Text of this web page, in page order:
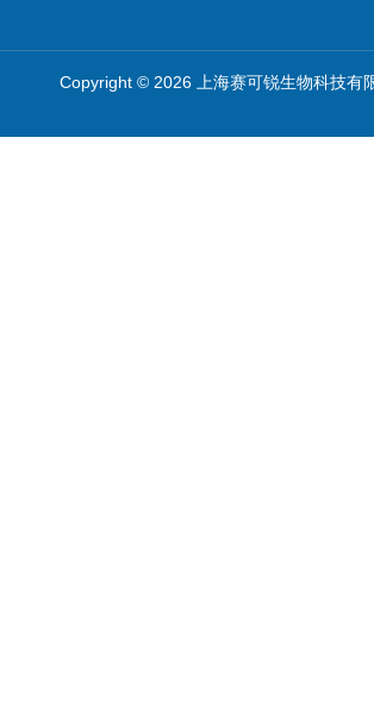
Copyright © 2026 上海赛可锐生物科技有